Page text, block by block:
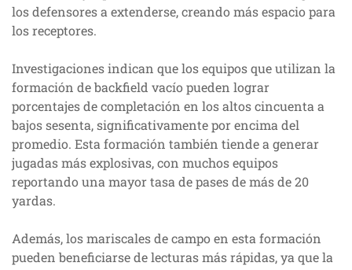
los defensores a extenderse, creando más espacio para
los receptores.
Investigaciones indican que los equipos que utilizan la
formación de backfield vacío pueden lograr
porcentajes de completación en los altos cincuenta a
bajos sesenta, significativamente por encima del
promedio. Esta formación también tiende a generar
jugadas más explosivas, con muchos equipos
reportando una mayor tasa de pases de más de 20
yardas.
Además, los mariscales de campo en esta formación
pueden beneficiarse de lecturas más rápidas, ya que la